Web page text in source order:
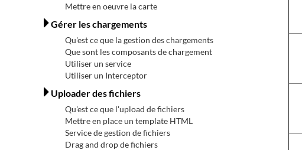
Mettre en oeuvre la carte
Gérer les chargements
Qu'est ce que la gestion des chargements
Que sont les composants de chargement
Utiliser un service
Utiliser un Interceptor
Uploader des fichiers
Qu'est ce que l'upload de fichiers
Mettre en place un template HTML
Service de gestion de fichiers
Drag and drop de fichiers